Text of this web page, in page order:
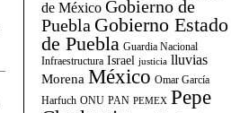
de México Gobierno de
Puebla Gobierno Estado
de Puebla Guardia Nacional
Infraestructura Israel justicia lluvias
Morena México Omar García
Harfuch ONU PAN PEMEX Pepe